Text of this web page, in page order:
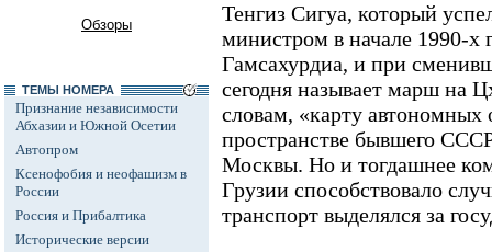
Обзоры
ТЕМЫ НОМЕРА
Признание независимости
Абхазии и Южной Осетии
Автопром
Ксенофобия и неофашизм в
России
Россия и Прибалтика
Исторические версии
Тенгиз Сигуа, который
министром в начале 1990-х
Гамсахурдиа, и при
сегодня называет марш на
словам, «карту автономных
пространстве бывшего
Москвы. Но и тогдашнее
Грузии способствовало
транспорт выделялся за